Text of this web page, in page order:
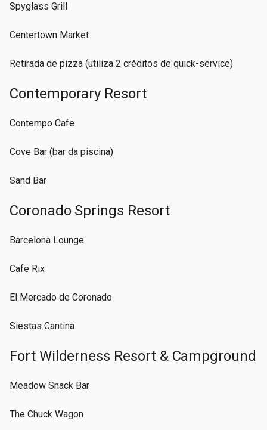
Spyglass Grill
Centertown Market
Retirada de pizza (utiliza 2 créditos de quick-service)
Contemporary Resort
Contempo Cafe
Cove Bar (bar da piscina)
Sand Bar
Coronado Springs Resort
Barcelona Lounge
Cafe Rix
El Mercado de Coronado
Siestas Cantina
Fort Wilderness Resort & Campground
Meadow Snack Bar
The Chuck Wagon